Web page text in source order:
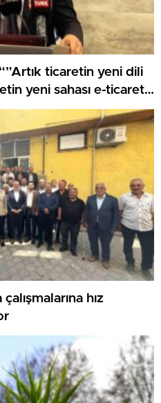
ticaretin yeni dili
yeni sahası e-ticaret
hız